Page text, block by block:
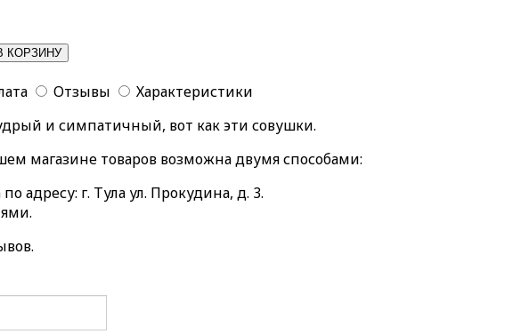
Отзывы
Характеристики
и симпатичный, вот как эти совушки.
магазине товаров возможна двумя способами:
адресу: г. Тула ул. Прокудина, д. 3.